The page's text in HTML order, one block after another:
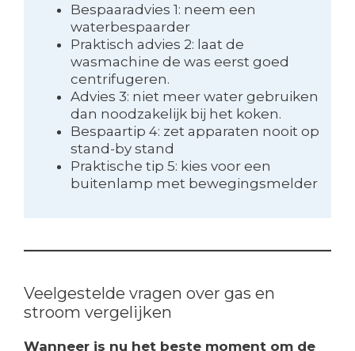
Bespaaradvies 1: neem een
waterbespaarder
Praktisch advies 2: laat de
wasmachine de was eerst goed
centrifugeren.
Advies 3: niet meer water gebruiken
dan noodzakelijk bij het koken.
Bespaartip 4: zet apparaten nooit op
stand-by stand
Praktische tip 5: kies voor een
buitenlamp met bewegingsmelder
Veelgestelde vragen over gas en
stroom vergelijken
Wanneer is nu het beste moment om de